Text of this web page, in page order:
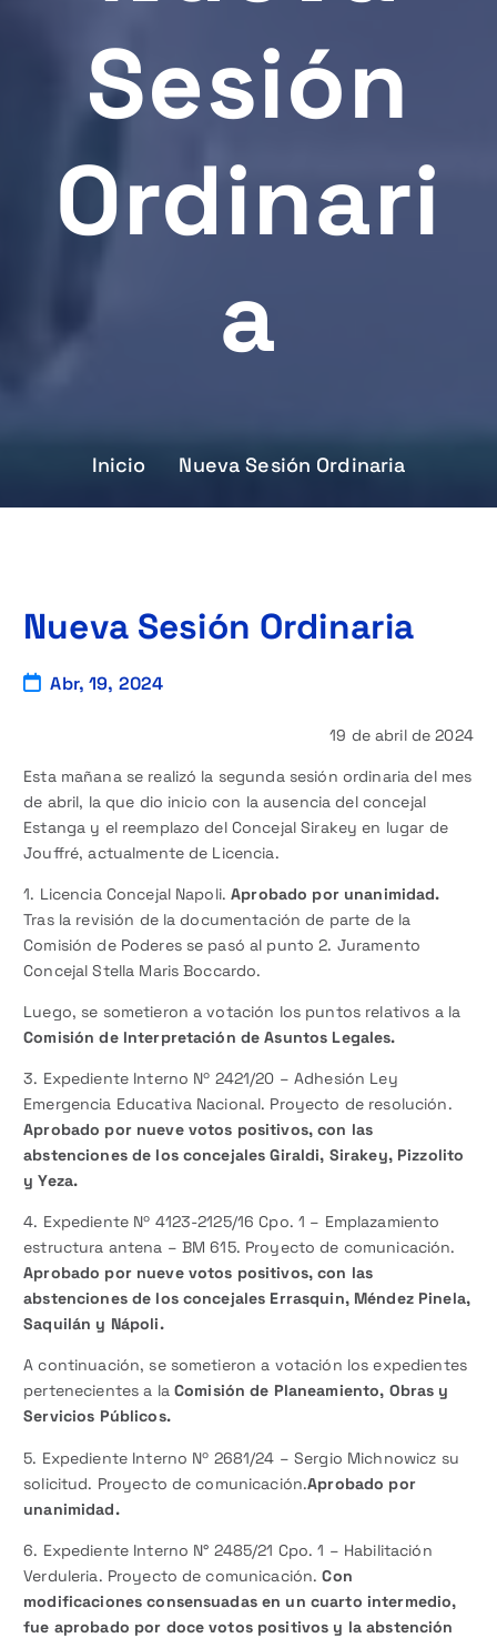
Sesión
Ordinari
A
Inicio Nueva Sesión Ordinaria
Nueva Sesión Ordinaria
Abr, 19, 2024
19 de abril de 2024
Esta mañana se realizó la segunda sesión ordinaria del mes
de abril, la que dio inicio con la ausencia del concejal
Estanga y el reemplazo del Concejal Sirakey en lugar de
Jouffré, actualmente de Licencia.
1. Licencia Concejal Napoli.Aprobado por unanimidad.
Tras la revisión de la documentación de parte de la
Comisión de Poderes se pasó al punto 2. Juramento
Concejal Stella Maris Boccardo.
Luego, se sometieron a votación los puntos relativos a la
Comisión de Interpretación de Asuntos Legales.
3. Expediente Interno Nº 2421/20 – Adhesión Ley
Emergencia Educativa Nacional. Proyecto de resolución.
Aprobado por nueve votos positivos, con las
abstenciones de los concejales Giraldi, Sirakey, Pizzolito
y Yeza.
4. Expediente Nº 4123-2125/16 Cpo. 1 – Emplazamiento
estructura antena – BM 615. Proyecto de comunicación.
Aprobado por nueve votos positivos, con las
abstenciones de los concejales Errasquin, Méndez Pinela,
Saquilán y Nápoli.
A continuación, se sometieron a votación los expedientes
pertenecientes a la Comisión de Planeamiento, Obras y
Servicios Públicos.
5. Expediente Interno Nº 2681/24 – Sergio Michnowicz su
solicitud. Proyecto de comunicación.Aprobado por
unanimidad.
6. Expediente Interno N° 2485/21 Cpo. 1 – Habilitación
Verduleria. Proyecto de comunicación.Con
modificaciones consensuadas en un cuarto intermedio,
fue aprobado por doce votos positivos y la abstención